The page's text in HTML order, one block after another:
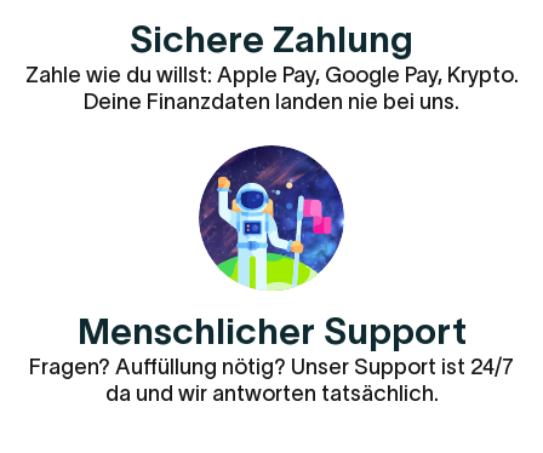
Sichere Zahlung
Zahle wie du willst: Apple Pay, Google Pay, Krypto.
Deine Finanzdaten landen nie bei uns.
Menschlicher Support
Fragen? Auffüllung nötig? Unser Support ist 24/7
da und wir antworten tatsächlich.